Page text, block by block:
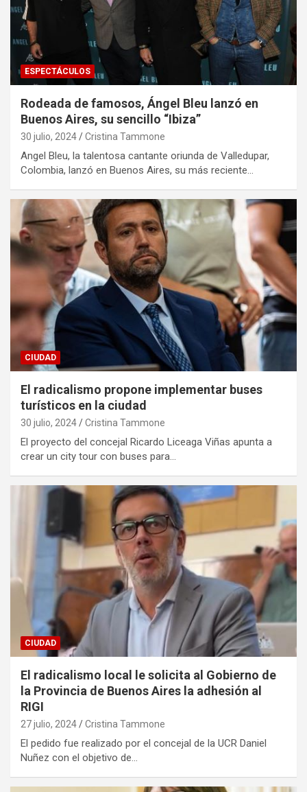
ESPECTÁCULOS
Rodeada de famosos, Ángel Bleu lanzó en
Buenos Aires, su sencillo “Ibiza”
30 julio, 2024 Cristina Tammone
Angel Bleu, la talentosa cantante oriunda de Valledupar,
Colombia, lanzó en Buenos Aires, su más reciente…
CIUDAD
El radicalismo propone implementar buses
turísticos en la ciudad
30 julio, 2024 Cristina Tammone
El proyecto del concejal Ricardo Liceaga Viñas apunta a
crear un city tour con buses para…
CIUDAD
El radicalismo local le solicita al Gobierno de
la Provincia de Buenos Aires la adhesión al
RIGI
27 julio, 2024 Cristina Tammone
El pedido fue realizado por el concejal de la UCR Daniel
Nuñez con el objetivo de…